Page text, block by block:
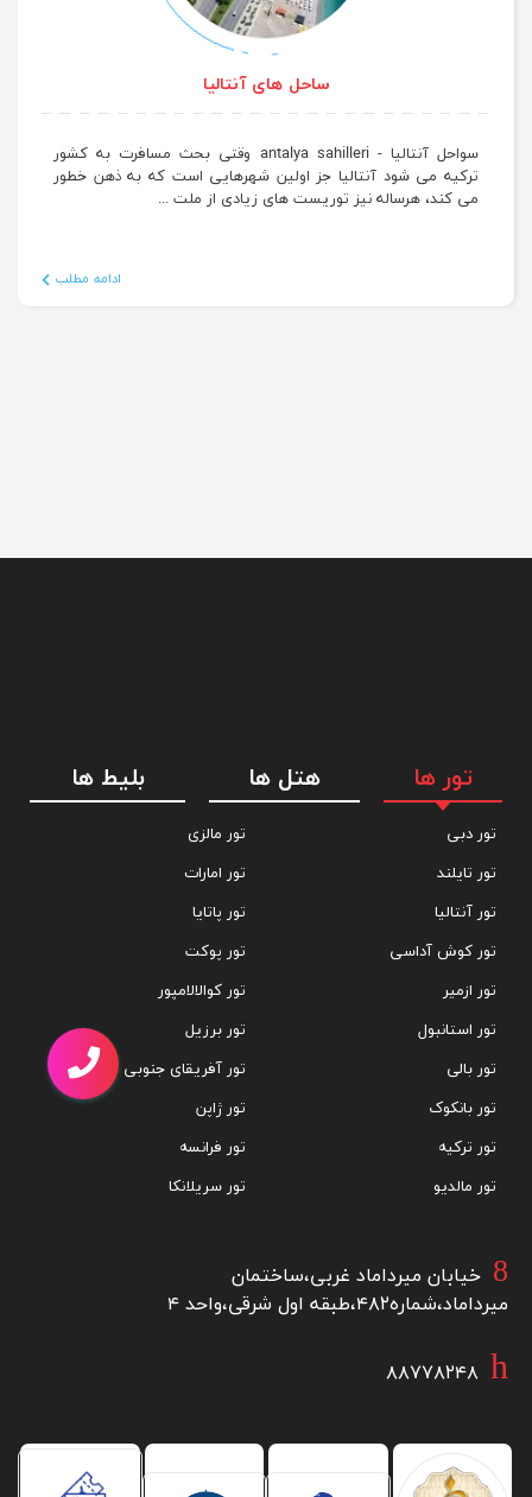
ساحل های آنتالیا
سواحل آنتالیا - antalya sahilleri وقتی بحث مسافرت به کشور
ترکیه می شود آنتالیا جز اولین شهرهایی است که به ذهن خطور
می کند، هرساله نیز توریست های زیادی از ملت ...
ادامه مطلب
تور ها هتل ها بلیط ها
تور دبی
تور تایلند
تور آنتالیا
تور کوش آداسی
تور ازمیر
تور استانبول
تور بالی
تور بانکوک
تور ترکیه
تور مالدیو
تور مالزی
تور امارات
تور پاتایا
تور پوکت
تور کوالالامپور
تور برزیل
تور آفریقای جنوبی
تور ژاپن
تور فرانسه
تور سریلانکا
خیابان میرداماد غربی،ساختمان
میرداماد،شماره۴۸۲،طبقه اول شرقی،واحد ۴